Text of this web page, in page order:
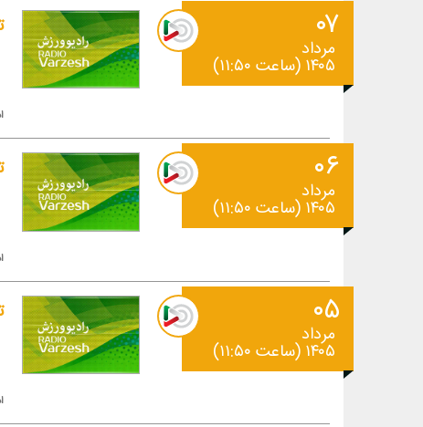
۰۷
مرداد
۱۴۰۵ (ساعت ۱۱:۵۰)
۰۶
مرداد
۱۴۰۵ (ساعت ۱۱:۵۰)
۰۵
مرداد
۱۴۰۵ (ساعت ۱۱:۵۰)